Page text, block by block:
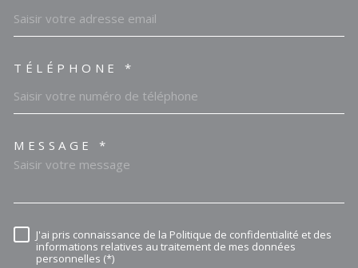
TÉLÉPHONE *
MESSAGE *
RÈGLEMENTATION
J'ai pris connaissance de la Politique de confidentialité et des
informations relatives au traitement de mes données
personnelles (*)